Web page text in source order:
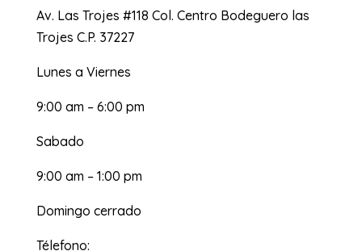
Av. Las Trojes #118 Col. Centro Bodeguero las
Trojes C.P. 37227
Lunes a Viernes
9:00 am – 6:00 pm
Sabado
9:00 am – 1:00 pm
Domingo cerrado
Télefono: